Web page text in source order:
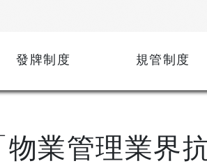
發牌制度 規管制度
業管理業界